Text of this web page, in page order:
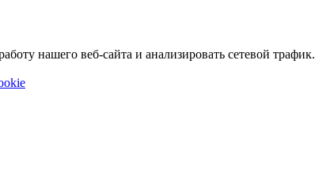
нашего веб-сайта и анализировать сетевой трафик.